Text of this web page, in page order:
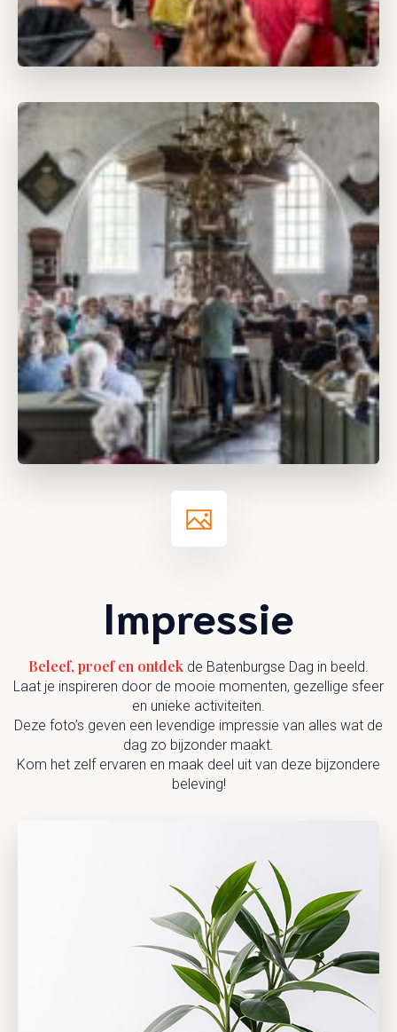
Impressie
Beleef, proef en ontdek de Batenburgse Dag in beeld.
Laat je inspireren door de mooie momenten, gezellige sfeer
en unieke activiteiten.
Deze foto’s geven een levendige impressie van alles wat de
dag zo bijzonder maakt.
Kom het zelf ervaren en maak deel uit van deze bijzondere
beleving!